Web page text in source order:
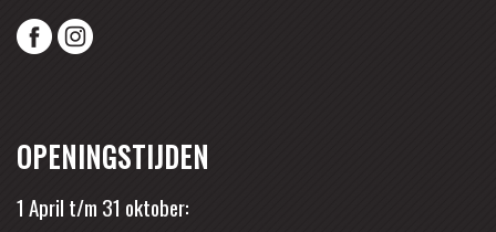
OPENINGSTIJDEN
1 April t/m 31 oktober: